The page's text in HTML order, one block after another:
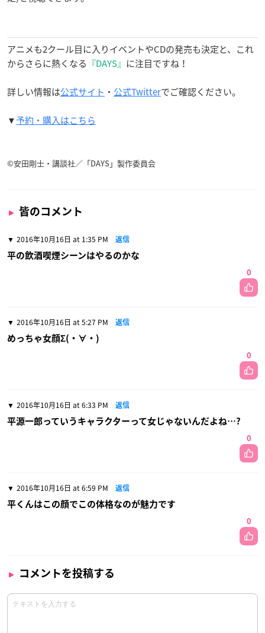
アニメも2クール目に入りイベントやCDの発売も決定と、これ
からさらに熱くなる 『DAYS』 に注目ですね！
詳しい情報は公式サイト ・ 公式Twitterでご確認ください。
▼予約・購入はこちら
©安田剛士・講談社／「DAYS」製作委員会
皆のコメント
2016年10月16日 at 1:35 PM 返信
平の飲酒喫煙シーンはやるのかな
0
2016年10月16日 at 5:27 PM 返信
めっちゃ女顔Σ(・∀・)
0
2016年10月16日 at 6:33 PM 返信
平源一郎っていうキャラクターって女じゃないんだよね…?
0
2016年10月16日 at 6:59 PM 返信
平くんはこの顔でこの体格なのが魅力です
0
コメントを投稿する